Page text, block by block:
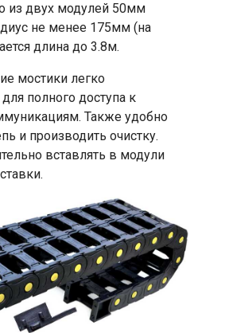
из двух модулей 50мм
не менее 175мм (на
длина до 3.8м.
мостики легко
полного доступа к
Также удобно
и производить очистку.
вставлять в модули